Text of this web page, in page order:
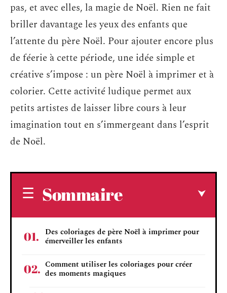
pas, et avec elles, la magie de Noël. Rien ne fait
briller davantage les yeux des enfants que
l’attente du père Noël. Pour ajouter encore plus
de féerie à cette période, une idée simple et
créative s’impose : un père Noël à imprimer et à
colorier. Cette activité ludique permet aux
petits artistes de laisser libre cours à leur
imagination tout en s’immergeant dans l’esprit
de Noël.
Sommaire
Des coloriages de père Noël à imprimer pour
émerveiller les enfants
Comment utiliser les coloriages pour créer
des moments magiques